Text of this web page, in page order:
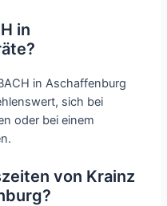
in
in Aschaffenburg
sich bei
oder bei einem
von Krainz